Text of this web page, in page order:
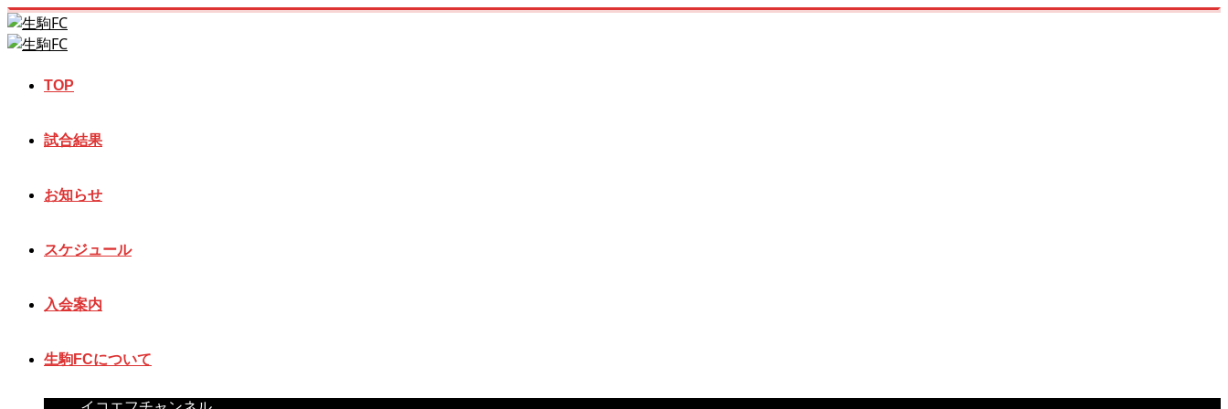
TOP
試合結果
お知らせ
スケジュール
入会案内
生駒FCについて